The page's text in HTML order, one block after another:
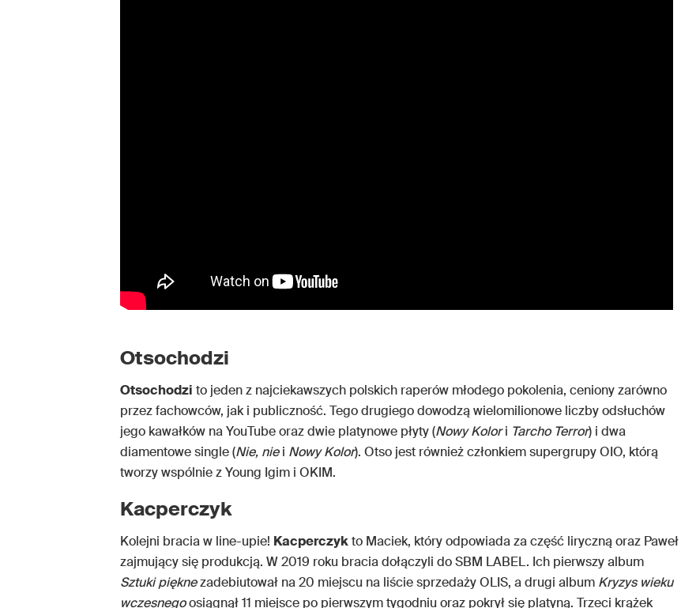
Otsochodzi
Otsochodzi to jeden z najciekawszych polskich raperów młodego pokolenia, ceniony zarówno
przez fachowców, jak i publiczność. Tego drugiego dowodzą wielomilionowe liczby odsłuchów
jego kawałków na YouTube oraz dwie platynowe płyty (Nowy Kolori Tarcho Terror) i dwa
diamentowe single (Nie, niei Nowy Kolor). Otso jest również członkiem supergrupy OIO, którą
tworzy wspólnie z Young Igim i OKIM.
Kacperczyk
Kolejni bracia w line-upie! Kacperczykto Maciek, który odpowiada za część liryczną oraz Paweł
zajmujący się produkcją. W 2019 roku bracia dołączyli do SBM LABEL. Ich pierwszy album
Sztuki pięknezadebiutował na 20 miejscu na liście sprzedaży OLIS, a drugi album Kryzys wieku
wczesnegoosiągnął 11 miejsce po pierwszym tygodniu oraz pokrył się platyną. Trzeci krążek